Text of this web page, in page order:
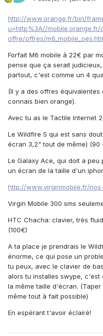
http://www.orange.fr/bin/
u=http%3A//
offre/offres/
Forfait M6 mobile à 22€ par
pense que ça serait
partout, c'est comme un 4
(Il y a des offres
connais bien orange).
Avec tu as le Tactile Internet
Le Wildfire S qui est sans
écran 3,2" tout de même) (90
Le Galaxy Ace, qui doit a peu
un écran de la taille d'un
http://www.virginmobile.fr/
Virgin Mobile 300 sms
HTC Chacha: clavier, très
(100€)
A ta place je prendrais le
énorme, ce qui pose un
tu peux, avec le clavier de
alors tu installes swype,
la même taille d'écran.
même tout à fait possible)
En espérant t'avoir éclairé!